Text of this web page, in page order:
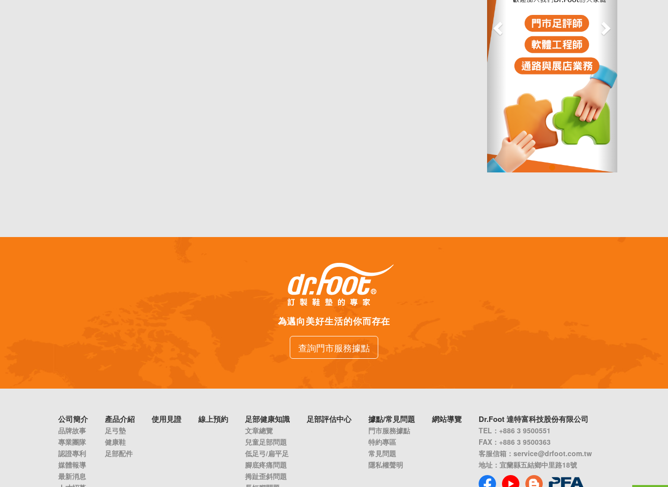
為邁向美好生活的你而存在
查詢門市服務據點
公司簡介
品牌故事
專業團隊
認證專利
媒體報導
最新消息
產品介紹
足弓墊
健康鞋
足部配件
使用見證 線上預約 足部健康知識
文章總覽
兒童足部問題
低足弓/扁平足
腳底疼痛問題
拇趾歪斜問題
足部評估中心 據點/常見問題
門市服務據點
特約專區
常見問題
隱私權聲明
網站導覽 Dr.Foot 達特富科技股份有限公司
TEL：+886 3 9500551
FAX：+886 3 9500363
客服信箱： service@drfoot.com.tw
地址：宜蘭縣五結鄉中里路18號